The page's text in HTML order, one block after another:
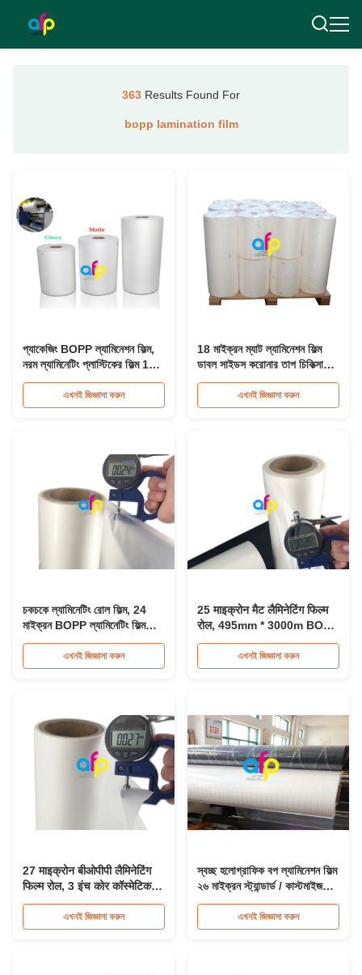
363 Results Found For
bopp lamination film
প্যাকেজিং BOPP ল্যামিনেশন ফিল্ম,
নরম ল্যামিনেটিং প্লাস্টিকের ফিল্ম 15
মাইক্রন - 26 মাইক্রন
এখনই জিজ্ঞাসা করুন
18 মাইক্রন ম্যাট ল্যামিনেশন ফিল্ম
ডাবল সাইডস করোনার তাপ চিকিত্সা
বিওপিপি ল্যামিনেটিং ফিল্ম
এখনই জিজ্ঞাসা করুন
চকচকে ল্যামিনেটিং রোল ফিল্ম, 24
মাইক্রন BOPP ল্যামিনেটিং ফিল্ম
445mm * 3000m রোল
এখনই জিজ্ঞাসা করুন
25 माइक्रोन मैट लैमिनेटिंग फिल्म
रोल, 495mm * 3000m BOPP
लैमिनेशन फिल्म्स
এখনই জিজ্ঞাসা করুন
27 माइक्रोन बीओपीपी लैमिनेटिंग
फिल्म रोल, 3 इंच कोर कॉस्मेटिक
पैकिंग फिल्म रोल
এখনই জিজ্ঞাসা করুন
স্বচ্ছ হলোগ্রাফিক বপ ল্যামিনেশন ফিল্ম
২৬ মাইক্রন স্ট্যান্ডার্ড / কাস্টমাইজড
প্যাটার্ন
এখনই জিজ্ঞাসা করুন